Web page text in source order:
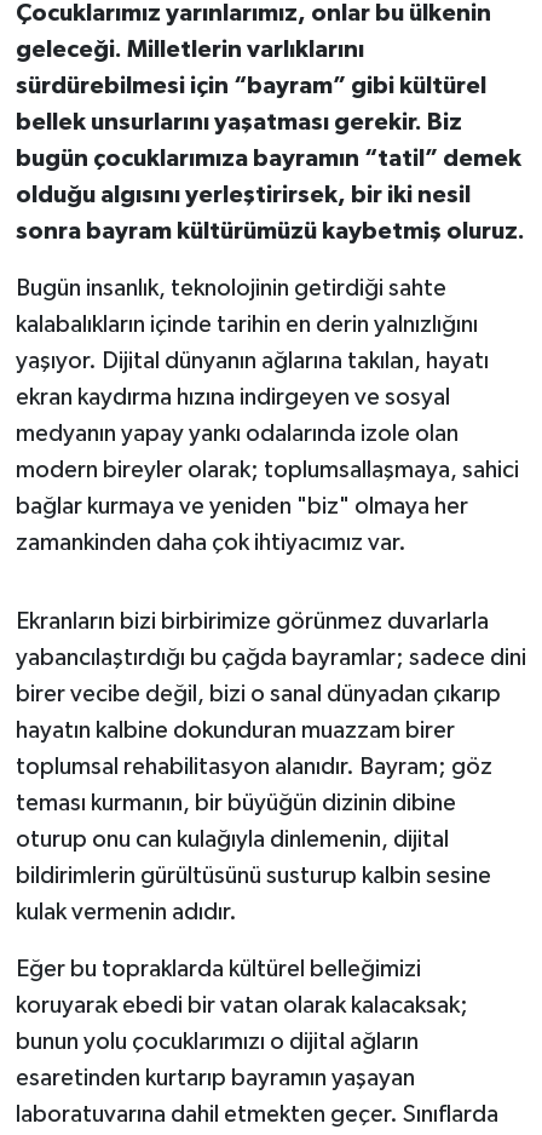
Çocuklarımız yarınlarımız, onlar bu ülkenin
geleceği. Milletlerin varlıklarını
sürdürebilmesi için “bayram” gibi kültürel
bellek unsurlarını yaşatması gerekir. Biz
bugün çocuklarımıza bayramın “tatil” demek
olduğu algısını yerleştirirsek, bir iki nesil
sonra bayram kültürümüzü kaybetmiş oluruz.
Bugün insanlık, teknolojinin getirdiği sahte
kalabalıkların içinde tarihin en derin yalnızlığını
yaşıyor. Dijital dünyanın ağlarına takılan, hayatı
ekran kaydırma hızına indirgeyen ve sosyal
medyanın yapay yankı odalarında izole olan
modern bireyler olarak; toplumsallaşmaya, sahici
bağlar kurmaya ve yeniden "biz" olmaya her
zamankinden daha çok ihtiyacımız var.
Ekranların bizi birbirimize görünmez duvarlarla
yabancılaştırdığı bu çağda bayramlar; sadece dini
birer vecibe değil, bizi o sanal dünyadan çıkarıp
hayatın kalbine dokunduran muazzam birer
toplumsal rehabilitasyon alanıdır. Bayram; göz
teması kurmanın, bir büyüğün dizinin dibine
oturup onu can kulağıyla dinlemenin, dijital
bildirimlerin gürültüsünü susturup kalbin sesine
kulak vermenin adıdır.
Eğer bu topraklarda kültürel belleğimizi
koruyarak ebedi bir vatan olarak kalacaksak;
bunun yolu çocuklarımızı o dijital ağların
esaretinden kurtarıp bayramın yaşayan
laboratuvarına dahil etmekten geçer. Sınıflarda